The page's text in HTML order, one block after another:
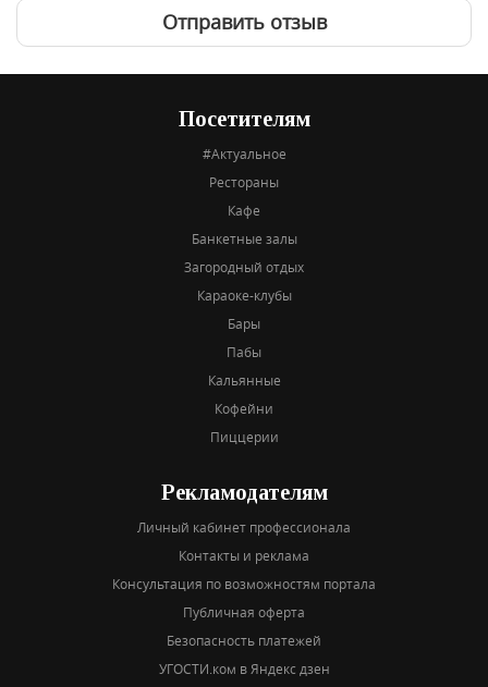
Отправить отзыв
Посетителям
#Актуальное
Рестораны
Кафе
Банкетные залы
Загородный отдых
Караоке-клубы
Бары
Пабы
Кальянные
Кофейни
Пиццерии
Рекламодателям
Личный кабинет профессионала
Контакты и реклама
Консультация по возможностям портала
Публичная оферта
Безопасность платежей
УГОСТИ.ком в Яндекс дзен